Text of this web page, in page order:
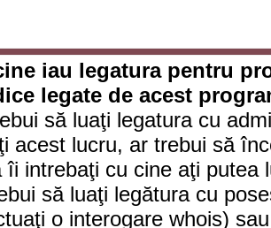
iau legatura pentru
legate de acest
să luaţi legatura cu
acest lucru, ar trebui să
îi intrebaţi cu cine aţi putea
să luaţi legătura cu
o interogare whois)